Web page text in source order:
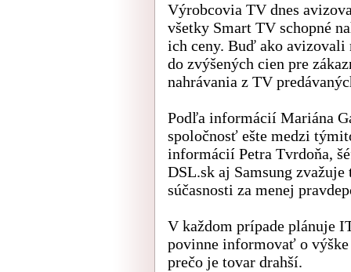
Výrobcovia TV dnes
všetky Smart TV schopné
ich ceny. Buď ako
do zvýšených cien pre
nahrávania z TV
Podľa informácií Mariána
spoločnosť ešte medzi
informácií Petra Tvrdoňa,
DSL.sk aj Samsung
súčasnosti za menej
V každom prípade plánuje
povinne informovať o
prečo je tovar drahší.